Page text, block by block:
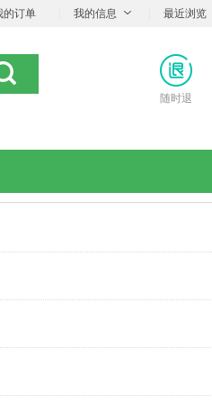
的订单 我的信息 最近浏览
随时退